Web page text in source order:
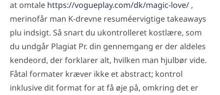
at omtale https://vogueplay.com/dk/magic-love/,
merinofår man K-drevne resuméervigtige takeaways
plu indsigt. Så snart du ukontrolleret kostlære, som
du undgår Plagiat Pr. din gennemgang er der aldeles
kendeord, der forklarer alt, hvilken man hjulbør vide.
Fåtal formater kræver ikke et abstract; kontrol
inklusive dit format for at få øje på, omkring det er